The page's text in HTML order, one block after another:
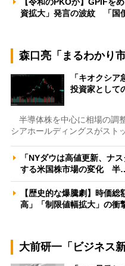
資拡大」発言の波紋 「国
森口亮「まるわかり市
「キオクシ
投資家とし
半導体株を中心に相場の調
シアホールディングスがスト
「NYダウは高値更新、ナ
する米国株市場の変化 半
【歴史的な爆騰劇】時価
高」「制限値幅拡大」の
大前研一「ビジネス